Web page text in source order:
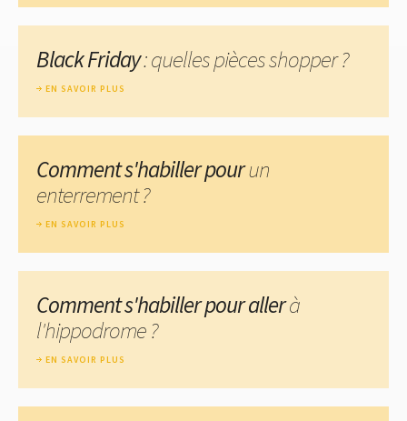
Black Friday: quelles pièces shopper ?
EN SAVOIR PLUS
Comment s'habiller pourun
enterrement ?
EN SAVOIR PLUS
Comment s'habiller pour allerà
l'hippodrome ?
EN SAVOIR PLUS